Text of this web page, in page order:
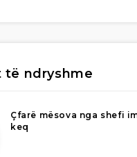
të ndryshme
Çfarë mësova nga shefi
keq